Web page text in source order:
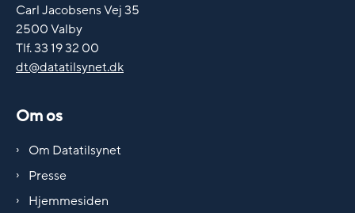
Carl Jacobsens Vej 35
2500 Valby
Tlf. 33 19 32 00
dt@datatilsynet.dk
Om os
Om Datatilsynet
Presse
Hjemmesiden